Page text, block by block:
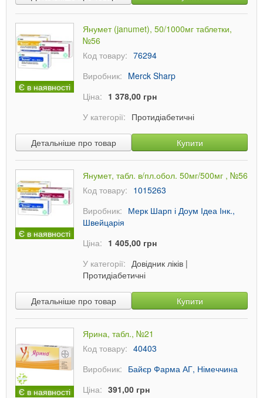
Є в наявності
Янумет (janumet), 50/1000мг таблетки,
№56
Код товару: 76294
Виробник: Merck Sharp
Ціна: 1 378,00 грн
У категорії: Протидіабетичні
Детальніше про товар Купити
Є в наявності
Янумет, табл. в/пл.обол. 50мг/500мг , №56
Код товару: 1015263
Виробник: Мерк Шарп і Доум Ідеа Інк.,
Швейцарія
Ціна: 1 405,00 грн
У категорії: Довідник ліків |
Протидіабетичні
Детальніше про товар Купити
Є в наявності
Ярина, табл., №21
Код товару: 40403
Виробник: Байєр Фарма АГ, Німеччина
Ціна: 391,00 грн